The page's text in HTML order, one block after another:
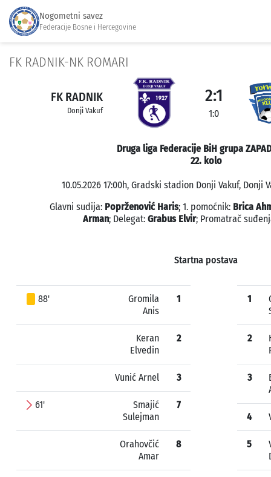
Nogometni savez
Federacije Bosne i Hercegovine
FK RADNIK-NK ROMARI
FK RADNIK
Donji Vakuf
2:1
1:0
Druga liga Federacije BiH grupa
22. kolo
10.05.2026 17:00h, Gradski stadion Donji Vakuf, Donji
Glavni sudija: Poprženović Haris; 1. pomoćnik: Brica
Arman; Delegat: Grabus Elvir; Promatrač
Startna postava
88'
Gromila
Anis
1
Keran
Elvedin
2
Vunić Arnel 3
61'
Smajić
Sulejman
7
Orahovčić
Amar
8
1
2
3
4
5